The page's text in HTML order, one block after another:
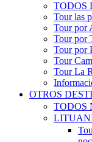
TODOS
Tour las
Tour por
Tour por
Tour por
Tour
Tour La
OTROS
TODOS